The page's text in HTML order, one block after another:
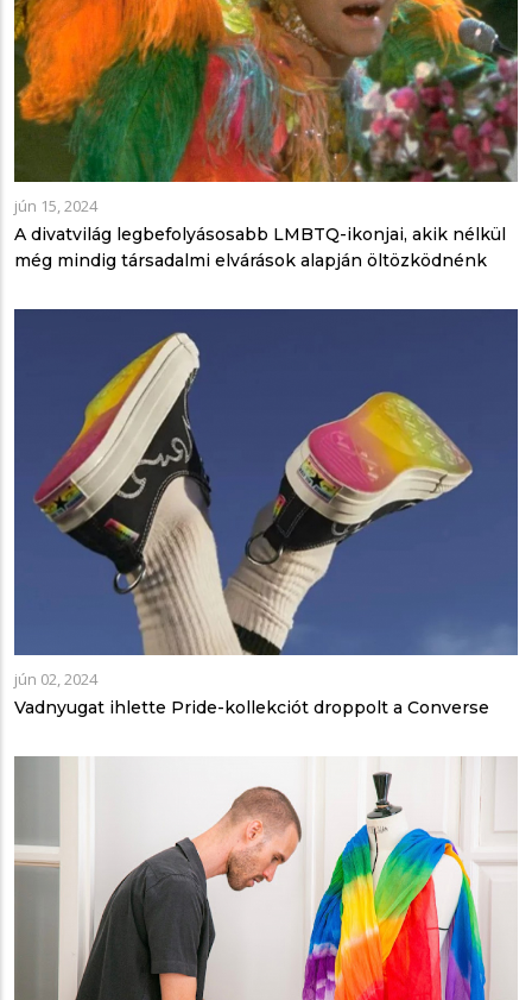
jún 15, 2024
A divatvilág legbefolyásosabb LMBTQ-ikonjai, akik nélkül
még mindig társadalmi elvárások alapján öltözködnénk
jún 02, 2024
Vadnyugat ihlette Pride-kollekciót droppolt a Converse